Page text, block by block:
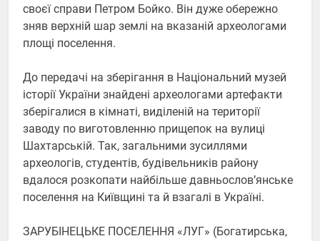
своєї справи Петром Бойко. Він дуже обережно
зняв верхній шар землі на вказаній археологами
площі поселення.
До передачі на зберігання в Національний музей
історії України знайдені археологами артефакти
зберігалися в кімнаті, виділеній на території
заводу по виготовленню прищепок на вулиці
Шахтарській. Так, загальними зусиллями
археологів, студентів, будівельників району
вдалося розкопати найбільше давньослов’янське
поселення на Київщині та й взагалі в Україні.
ЗАРУБІНЕЦЬКЕ ПОСЕЛЕННЯ «ЛУГ» (Богатирська,